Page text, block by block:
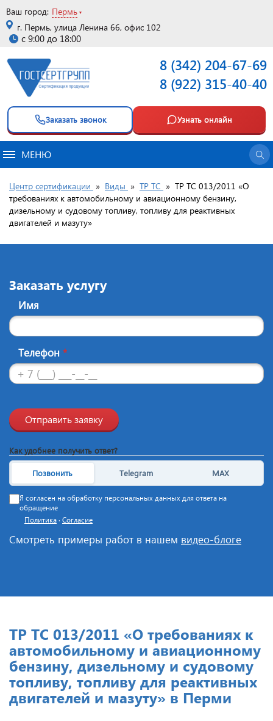
Ваш город: Пермь
г. Пермь, улица Ленина 66, офис 102
с 9:00 до 18:00
8 (342) 204-67-69
8 (922) 315-40-40
Заказать звонок Узнать онлайн
МЕНЮ
Центр сертификации » Виды » ТР ТС » ТР ТС 013/2011 «О
требованиях к автомобильному и авиационному бензину,
дизельному и судовому топливу, топливу для реактивных
двигателей и мазуту»
Заказать услугу
Имя
Телефон *
Отправить заявку
Как удобнее получить ответ?
Позвонить Telegram MAX
Я согласен на обработку персональных данных для ответа на
обращение
Политика · Согласие
Смотреть примеры работ в нашем видео-блоге
ТР ТС 013/2011 «О требованиях к
автомобильному и авиационному
бензину, дизельному и судовому
топливу, топливу для реактивных
двигателей и мазуту» в Перми